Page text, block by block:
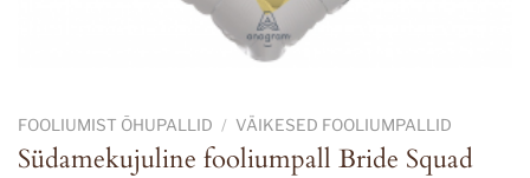
FOOLIUMIST ÕHUPALLID / VÄIKESED FOOLIUMPALLID
Südamekujuline fooliumpall Bride Squad